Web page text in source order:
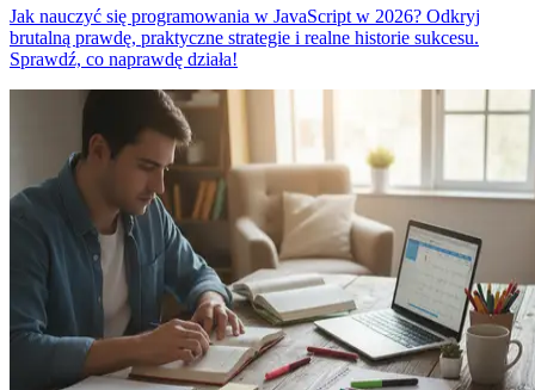
Jak nauczyć się programowania w JavaScript w 2026? Odkryj
brutalną prawdę, praktyczne strategie i realne historie sukcesu.
Sprawdź, co naprawdę działa!